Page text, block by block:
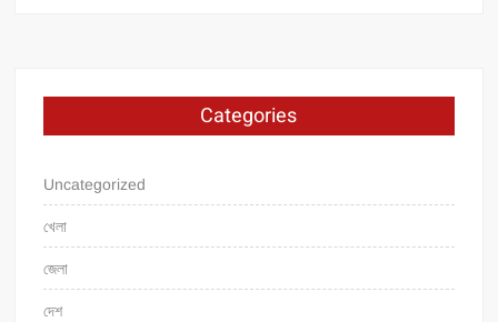
Categories
Uncategorized
খেলা
জেলা
দেশ